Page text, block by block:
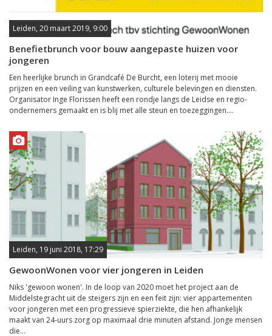
Leiden, 20 maart 2019, 9:00
Benefietbrunch voor bouw aangepaste huizen voor
jongeren
Een heerlijke brunch in Grandcafé De Burcht, een loterij met mooie
prijzen en een veiling van kunstwerken, culturele belevingen en diensten.
Organisator Inge Florissen heeft een rondje langs de Leidse en regio-
ondernemers gemaakt en is blij met alle steun en toezeggingen....
Leiden, 19 juni 2018, 17:29
GewoonWonen voor vier jongeren in Leiden
Niks 'gewoon wonen'. In de loop van 2020 moet het project aan de
Middelstegracht uit de steigers zijn en een feit zijn: vier appartementen
voor jongeren met een progressieve spierziekte, die hen afhankelijk
maakt van 24-uurs zorg op maximaal drie minuten afstand. Jonge mensen
die...